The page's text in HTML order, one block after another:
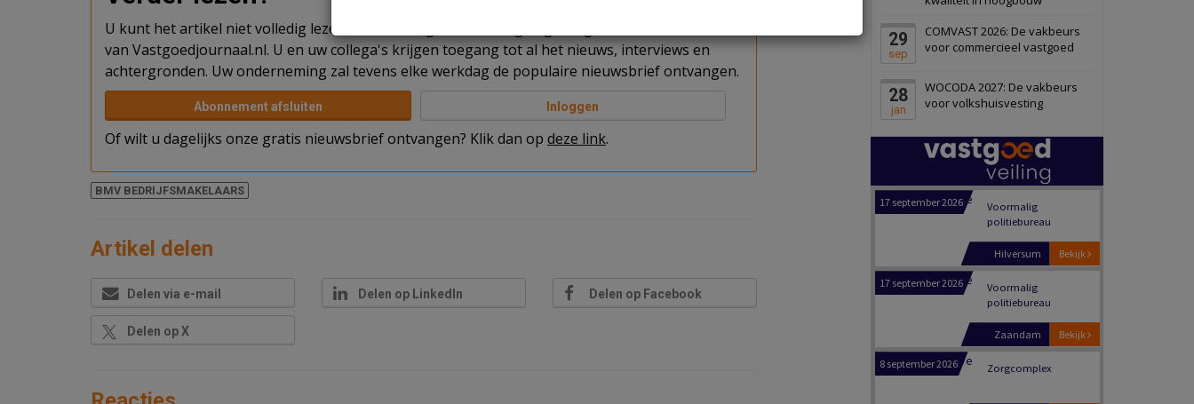
U kunt het artikel niet volledig lezen omdat u nog niet bent ingelogd. Log in of word abonnee
van Vastgoedjournaal.nl. U en uw collega's krijgen toegang tot al het nieuws, interviews en
achtergronden. Uw onderneming zal tevens elke werkdag de populaire nieuwsbrief ontvangen.
Abonnement afsluiten Inloggen
Of wilt u dagelijks onze gratis nieuwsbrief ontvangen? Klik dan op deze link.
BMV BEDRIJFSMAKELAARS
Artikel delen
Delen via e-mail Delen op LinkedIn Delen op Facebook
Delen op X
29
sep
COMVAST 2026: De vakbeurs
voor commercieel vastgoed
28
jan
WOCODA 2027: De vakbeurs
voor volkshuisvesting
Panheel
17 september 2026
Voormalig
Bekijk
Dordrecht
17 september 2026
politiebureau
Hilversum
17 september 2026
Voormalig
politiebureau
Bekijk
Zaandam
8 september 2026 Zorgcomplex
Bekijk
Zwanenburg
6 oktober 2026 Transformatieobject